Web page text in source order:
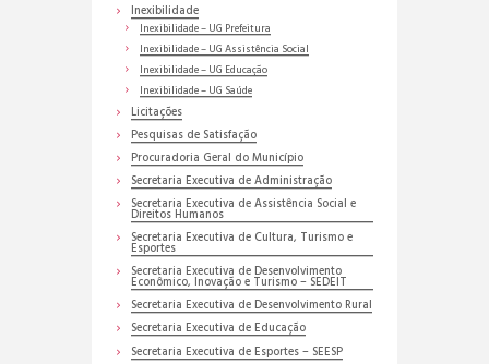
Inexibilidade
Inexibilidade – UG Prefeitura
Inexibilidade – UG Assistência Social
Inexibilidade – UG Educação
Inexibilidade – UG Saúde
Licitações
Pesquisas de Satisfação
Procuradoria Geral do Município
Secretaria Executiva de Administração
Secretaria Executiva de Assistência Social e
Direitos Humanos
Secretaria Executiva de Cultura, Turismo e
Esportes
Secretaria Executiva de Desenvolvimento
Econômico, Inovação e Turismo – SEDEIT
Secretaria Executiva de Desenvolvimento Rural
Secretaria Executiva de Educação
Secretaria Executiva de Esportes – SEESP